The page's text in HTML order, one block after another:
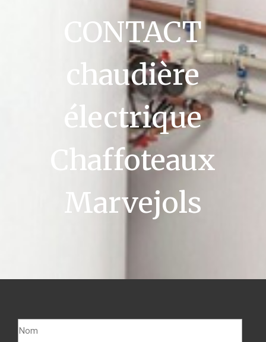
CONTACT
chaudière
électrique
Chaffoteaux
Marvejols